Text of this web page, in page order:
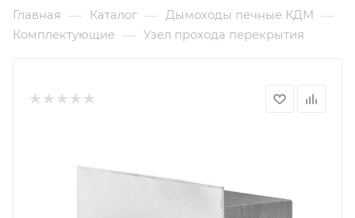
Главная — Каталог — Дымоходы печные КДМ —
Комплектующие — Узел прохода перекрытия